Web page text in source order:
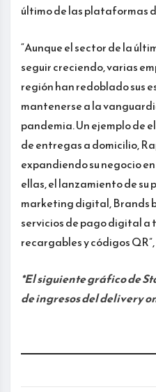
último de las plataformas
“Aunque el sector de la
seguir creciendo, varias
región han redoblado sus
mantenerse a la
pandemia. Un ejemplo de
de entregas a domicilio,
expandiendo su negocio
ellas, el lanzamiento de
marketing digital, Brands
servicios de pago digital
recargables y códigos
*El siguiente gráfico de
de ingresos del delivery